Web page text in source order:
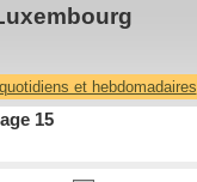
quotidiens et hebdomadaires
15